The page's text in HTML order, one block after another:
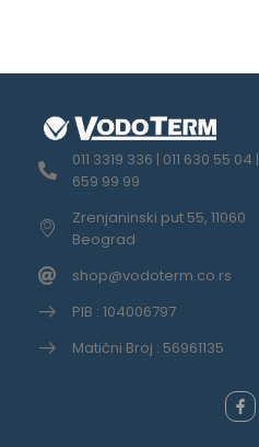
011 3319 336 | 011 630 55 04
659 99 99
Zrenjaninski put 55, 11060
Beograd
shop@vodoterm.co.rs
PIB : 104006797
Matični Broj : 56961135